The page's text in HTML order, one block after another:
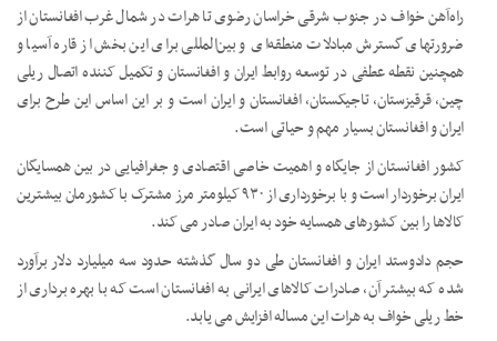
راه‌آهن خواف در جنوب شرقی خراسان رضوی تا هرات در شمال غرب افغانستان از
ضرورتهای گسترش مبادلات منطقه‌ای و بین‌المللی برای این بخش از قاره آسیا و
همچنین نقطه عطفی در توسعه روابط ایران و افغانستان و تکمیل کننده اتصال ریلی
چین، قرقیزستان، تاجیکستان، افغانستان و ایران است و بر این اساس این طرح برای
ایران و افغانستان بسیار مهم و حیاتی است.
کشور افغانستان از جایگاه و اهمیت خاصی اقتصادی و جغرافیایی در بین همسایگان
ایران برخوردار است و با برخورداری از ۹۳۰ کیلومتر مرز مشترک با کشورمان بیشترین
کالاها را بین کشورهای همسایه خود به ایران صادر می کند.
حجم دادوستد ایران و افغانستان طی دو سال گذشته حدود سه میلیارد دلار برآورد
شده که بیشتر آن، صادرات کالاهای ایرانی به افغانستان است که با بهره برداری از
خط ریلی خواف به هرات این مساله افزایش می یابد.